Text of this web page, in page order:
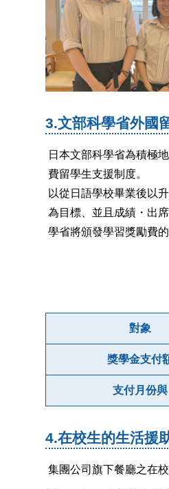
3.文部科學省外國
日本文部科學省為積極
費留學生支援制度。
以從日語學校畢業後以
為目標、並且成績・出
學省將頒發學習獎勵費
對象
獎學金支付
支付月份與
4.在校生的生活援
集團公司旗下餐廳之在校